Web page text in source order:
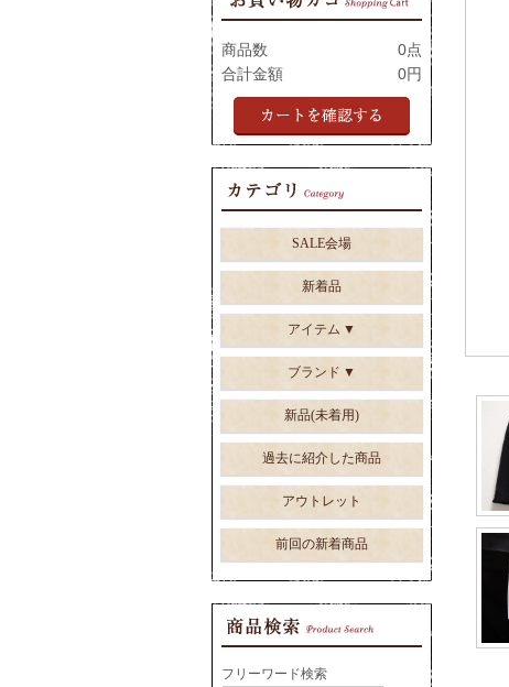
商品数
0点
合計金額
0円
SALE会場
新着品
アイテム
ブランド
新品(未着用)
過去に紹介した商品
アウトレット
前回の新着商品
フリーワード検索